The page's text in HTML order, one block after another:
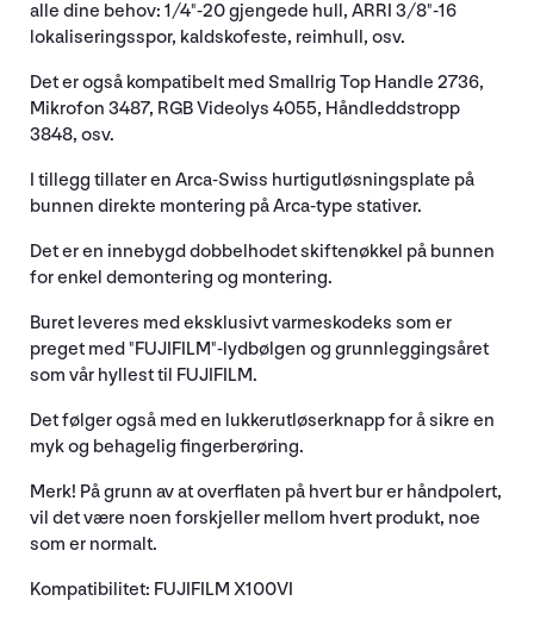
alle dine behov: 1/4"-20 gjengede hull, ARRI 3/8"-16
lokaliseringsspor, kaldskofeste, reimhull, osv.
Det er også kompatibelt med Smallrig Top Handle 2736,
Mikrofon 3487, RGB Videolys 4055, Håndleddstropp
3848, osv.
I tillegg tillater en Arca-Swiss hurtigutløsningsplate på
bunnen direkte montering på Arca-type stativer.
Det er en innebygd dobbelhodet skiftenøkkel på bunnen
for enkel demontering og montering.
Buret leveres med eksklusivt varmeskodeks som er
preget med "FUJIFILM"-lydbølgen og grunnleggingsåret
som vår hyllest til FUJIFILM.
Det følger også med en lukkerutløserknapp for å sikre en
myk og behagelig fingerberøring.
Merk! På grunn av at overflaten på hvert bur er håndpolert,
vil det være noen forskjeller mellom hvert produkt, noe
som er normalt.
Kompatibilitet: FUJIFILM X100VI